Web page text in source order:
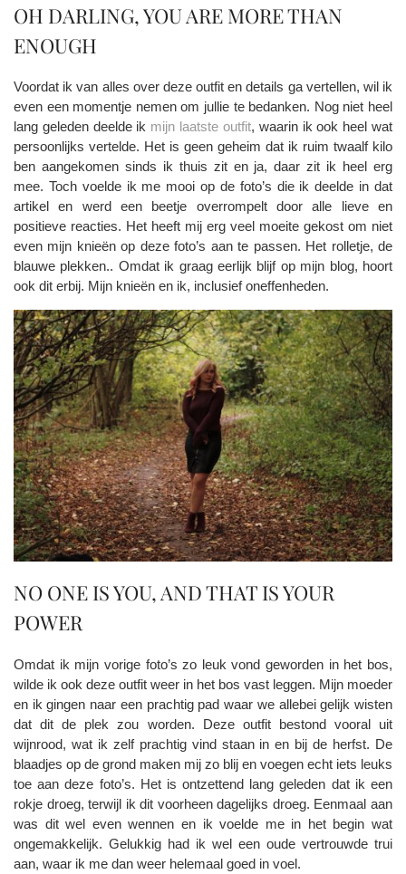
OH DARLING, YOU ARE MORE THAN
ENOUGH
Voordat ik van alles over deze outfit en details ga vertellen, wil ik
even een momentje nemen om jullie te bedanken. Nog niet heel
lang geleden deelde ik mijn laatste outfit, waarin ik ook heel wat
persoonlijks vertelde. Het is geen geheim dat ik ruim twaalf kilo
ben aangekomen sinds ik thuis zit en ja, daar zit ik heel erg
mee. Toch voelde ik me mooi op de foto’s die ik deelde in dat
artikel en werd een beetje overrompelt door alle lieve en
positieve reacties. Het heeft mij erg veel moeite gekost om niet
even mijn knieën op deze foto’s aan te passen. Het rolletje, de
blauwe plekken.. Omdat ik graag eerlijk blijf op mijn blog, hoort
ook dit erbij. Mijn knieën en ik, inclusief oneffenheden.
NO ONE IS YOU, AND THAT IS YOUR
POWER
Omdat ik mijn vorige foto’s zo leuk vond geworden in het bos,
wilde ik ook deze outfit weer in het bos vast leggen. Mijn moeder
en ik gingen naar een prachtig pad waar we allebei gelijk wisten
dat dit de plek zou worden. Deze outfit bestond vooral uit
wijnrood, wat ik zelf prachtig vind staan in en bij de herfst. De
blaadjes op de grond maken mij zo blij en voegen echt iets leuks
toe aan deze foto’s. Het is ontzettend lang geleden dat ik een
rokje droeg, terwijl ik dit voorheen dagelijks droeg. Eenmaal aan
was dit wel even wennen en ik voelde me in het begin wat
ongemakkelijk. Gelukkig had ik wel een oude vertrouwde trui
aan, waar ik me dan weer helemaal goed in voel.